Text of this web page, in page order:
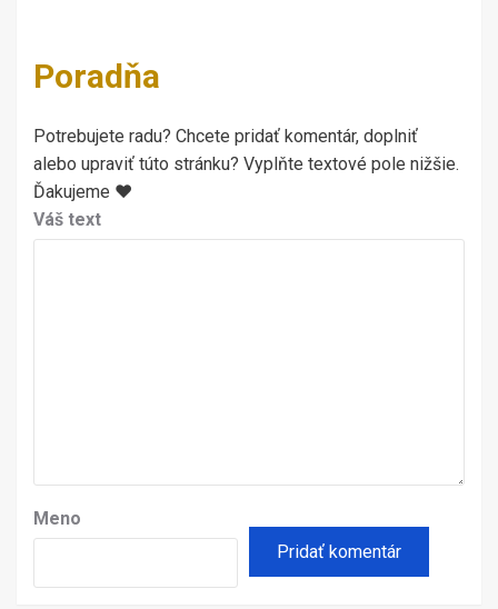
Poradňa
Potrebujete radu? Chcete pridať komentár, doplniť
alebo upraviť túto stránku? Vyplňte textové pole nižšie.
Ďakujeme ♥
Váš text
Meno